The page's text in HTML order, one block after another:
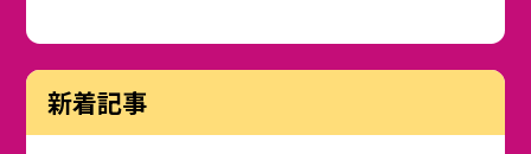
新着記事